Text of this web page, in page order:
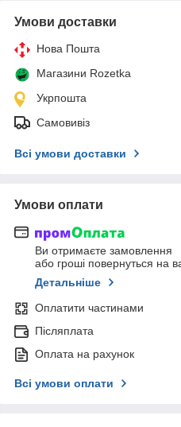
Умови доставки
Нова Пошта
Магазини Rozetka
Укрпошта
Самовивіз
Всі умови доставки
Умови оплати
Ви отримаєте замовлення
або гроші повернуться на
Детальніше
Оплатити частинами
Післяплата
Оплата на рахунок
Всі умови оплати